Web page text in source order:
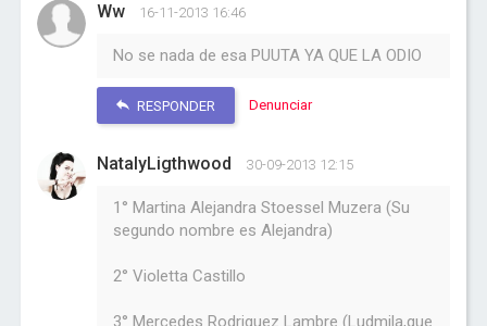
Ww 16-11-2013 16:46
No se nada de esa PUUTA YA QUE LA ODIO
RESPONDER Denunciar
NatalyLigthwood 30-09-2013 12:15
1° Martina Alejandra Stoessel Muzera (Su
segundo nombre es Alejandra)
2° Violetta Castillo
3° Mercedes Rodriguez Lambre (Ludmila,que